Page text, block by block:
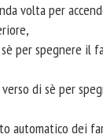
volta per
per spegnere il
di sè per
automatico dei